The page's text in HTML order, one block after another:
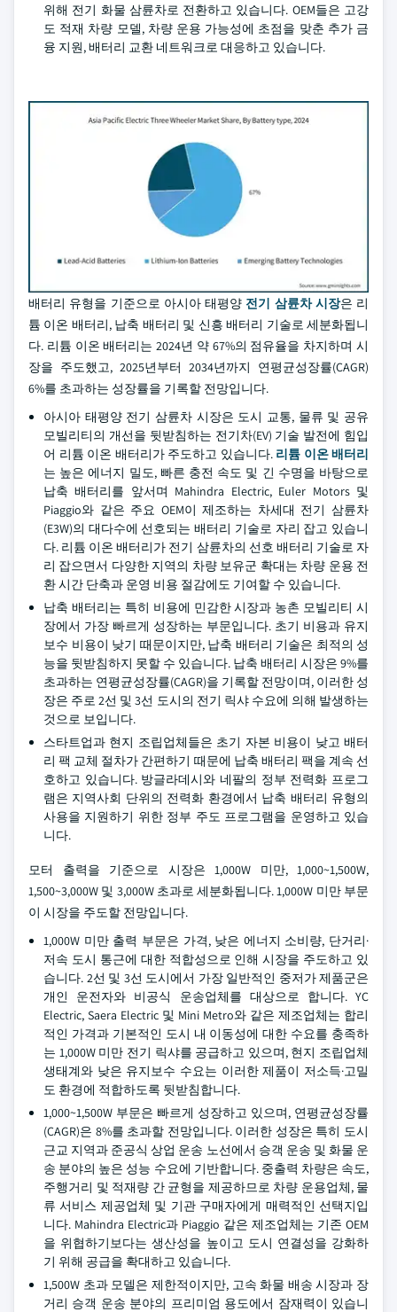
위해 전기 화물 삼륜차로 전환하고 있습니다. OEM들은 고강
도 적재 차량 모델, 차량 운용 가능성에 초점을 맞춘 추가 금
융 지원, 배터리 교환 네트워크로 대응하고 있습니다.
배터리 유형을 기준으로 아시아 태평양 전기 삼륜차 시장은 리
튬 이온 배터리, 납축 배터리 및 신흥 배터리 기술로 세분화됩니
다. 리튬 이온 배터리는 2024년 약 67%의 점유율을 차지하며 시
장을 주도했고, 2025년부터 2034년까지 연평균성장률(CAGR)
6%를 초과하는 성장률을 기록할 전망입니다.
아시아 태평양 전기 삼륜차 시장은 도시 교통, 물류 및 공유
모빌리티의 개선을 뒷받침하는 전기차(EV) 기술 발전에 힘입
어 리튬 이온 배터리가 주도하고 있습니다. 리튬 이온 배터리
는 높은 에너지 밀도, 빠른 충전 속도 및 긴 수명을 바탕으로
납축 배터리를 앞서며 Mahindra Electric, Euler Motors 및
Piaggio와 같은 주요 OEM이 제조하는 차세대 전기 삼륜차
(E3W)의 대다수에 선호되는 배터리 기술로 자리 잡고 있습니
다. 리튬 이온 배터리가 전기 삼륜차의 선호 배터리 기술로 자
리 잡으면서 다양한 지역의 차량 보유군 확대는 차량 운용 전
환 시간 단축과 운영 비용 절감에도 기여할 수 있습니다.
납축 배터리는 특히 비용에 민감한 시장과 농촌 모빌리티 시
장에서 가장 빠르게 성장하는 부문입니다. 초기 비용과 유지
보수 비용이 낮기 때문이지만, 납축 배터리 기술은 최적의 성
능을 뒷받침하지 못할 수 있습니다. 납축 배터리 시장은 9%를
초과하는 연평균성장률(CAGR)을 기록할 전망이며, 이러한 성
장은 주로 2선 및 3선 도시의 전기 릭샤 수요에 의해 발생하는
것으로 보입니다.
스타트업과 현지 조립업체들은 초기 자본 비용이 낮고 배터
리 팩 교체 절차가 간편하기 때문에 납축 배터리 팩을 계속 선
호하고 있습니다. 방글라데시와 네팔의 정부 전력화 프로그
램은 지역사회 단위의 전력화 환경에서 납축 배터리 유형의
사용을 지원하기 위한 정부 주도 프로그램을 운영하고 있습
니다.
모터 출력을 기준으로 시장은 1,000W 미만, 1,000~1,500W,
1,500~3,000W 및 3,000W 초과로 세분화됩니다. 1,000W 미만 부문
이 시장을 주도할 전망입니다.
1,000W 미만 출력 부문은 가격, 낮은 에너지 소비량, 단거리·
저속 도시 통근에 대한 적합성으로 인해 시장을 주도하고 있
습니다. 2선 및 3선 도시에서 가장 일반적인 중저가 제품군은
개인 운전자와 비공식 운송업체를 대상으로 합니다. YC
Electric, Saera Electric 및 Mini Metro와 같은 제조업체는 합리
적인 가격과 기본적인 도시 내 이동성에 대한 수요를 충족하
는 1,000W 미만 전기 릭샤를 공급하고 있으며, 현지 조립업체
생태계와 낮은 유지보수 수요는 이러한 제품이 저소득·고밀
도 환경에 적합하도록 뒷받침합니다.
1,000~1,500W 부문은 빠르게 성장하고 있으며, 연평균성장률
(CAGR)은 8%를 초과할 전망입니다. 이러한 성장은 특히 도시
근교 지역과 준공식 상업 운송 노선에서 승객 운송 및 화물 운
송 분야의 높은 성능 수요에 기반합니다. 중출력 차량은 속도,
주행거리 및 적재량 간 균형을 제공하므로 차량 운용업체, 물
류 서비스 제공업체 및 기관 구매자에게 매력적인 선택지입
니다. Mahindra Electric과 Piaggio 같은 제조업체는 기존 OEM
을 위협하기보다는 생산성을 높이고 도시 연결성을 강화하
기 위해 공급을 확대하고 있습니다.
1,500W 초과 모델은 제한적이지만, 고속 화물 배송 시장과 장
거리 승객 운송 분야의 프리미엄 용도에서 잠재력이 있습니